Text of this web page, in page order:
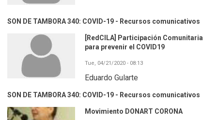
SON DE TAMBORA 340: COVID-19 - Recursos comunicativos
[RedCILA] Participación Comunitaria
para prevenir el COVID19
Tue, 04/21/2020 - 08:13
Eduardo Gularte
SON DE TAMBORA 340: COVID-19 - Recursos comunicativos
Movimiento DONART CORONA